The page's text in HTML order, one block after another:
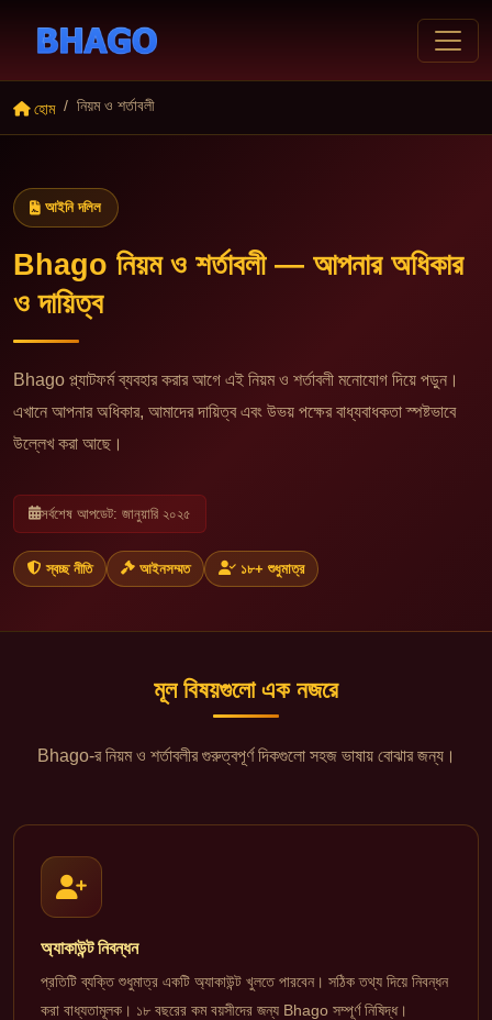
হোম নিয়ম ও শর্তাবলী
আইনি দলিল
Bhago নিয়ম ও শর্তাবলী — আপনার অধিকার
ও দায়িত্ব
Bhago প্ল্যাটফর্ম ব্যবহার করার আগে এই নিয়ম ও শর্তাবলী মনোযোগ দিয়ে পড়ুন।
এখানে আপনার অধিকার, আমাদের দায়িত্ব এবং উভয় পক্ষের বাধ্যবাধকতা স্পষ্টভাবে
উল্লেখ করা আছে।
সর্বশেষ আপডেট: জানুয়ারি ২০২৫
স্বচ্ছ নীতি আইনসম্মত ১৮+ শুধুমাত্র
মূল বিষয়গুলো এক নজরে
Bhago-র নিয়ম ও শর্তাবলীর গুরুত্বপূর্ণ দিকগুলো সহজ ভাষায় বোঝার জন্য।
অ্যাকাউন্ট নিবন্ধন
প্রতিটি ব্যক্তি শুধুমাত্র একটি অ্যাকাউন্ট খুলতে পারবেন। সঠিক তথ্য দিয়ে নিবন্ধন
করা বাধ্যতামূলক। ১৮ বছরের কম বয়সীদের জন্য Bhago সম্পূর্ণ নিষিদ্ধ।